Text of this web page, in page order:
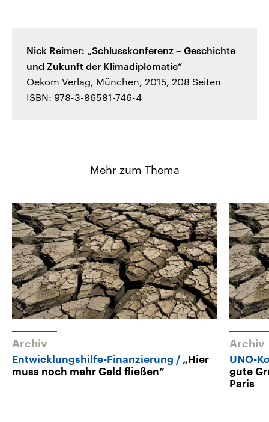
Nick Reimer: „Schlusskonferenz – Geschichte
und Zukunft der Klimadiplomatie“
Oekom Verlag, München, 2015, 208 Seiten
ISBN: 978-3-86581-746-4
Mehr zum Thema
Archiv
Entwicklungshilfe-Finanzierung
„Hier
muss noch mehr Geld fließen“
Archiv
UNO-
gute
Paris